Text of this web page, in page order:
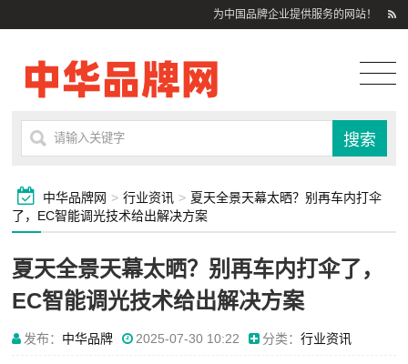
为中国品牌企业提供服务的网站！
中华品牌网 > 行业资讯 > 夏天全景天幕太晒？别再车内打伞
了，EC智能调光技术给出解决方案
夏天全景天幕太晒？别再车内打伞了，
EC智能调光技术给出解决方案
发布： 中华品牌 2025-07-30 10:22 分类：行业资讯